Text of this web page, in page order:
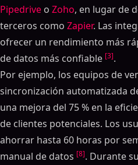
Pipedrive o Zoho, en lugar de
terceros como Zapier. Las
ofrecer un rendimiento más
de datos más confiable [3].
Por ejemplo, los equipos de
sincronización automatizada
una mejora del 75 % en la
de clientes potenciales. Los
ahorrar hasta 60 horas por
manual de datos [8]. Durante